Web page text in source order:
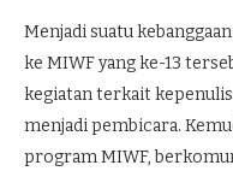
Menjadi suatu
ke MIWF yang ke-13
kegiatan terkait
menjadi pembicara.
program MIWF,